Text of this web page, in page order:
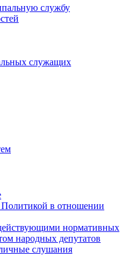
службу
служащих
в отношении
нормативных
народных депутатов
слушания